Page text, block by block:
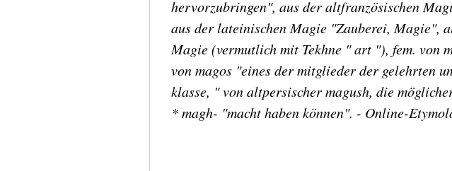
hervorzubringen", aus der altfranzösischen
aus der lateinischen Magie "Zauberei, Magie",
Magie (vermutlich mit Tekhne " art "), fem. von
von magos "eines der mitglieder der gelehrten
klasse, " von altpersischer magush, die
* magh- "macht haben können". - Online-